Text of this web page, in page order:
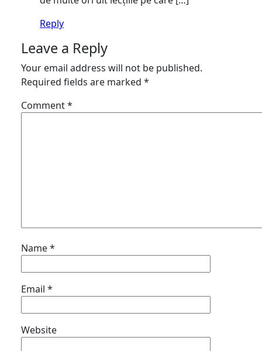
Reply
Leave a Reply
Your email address will not be published.
Required fields are marked *
Comment*
Name*
Email *
Website